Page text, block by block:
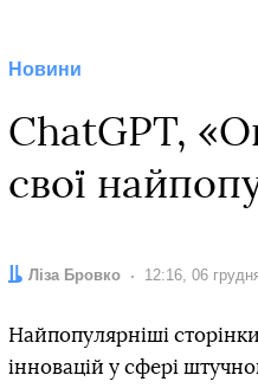
Новини
ChatGPT,
свої
Автор:
Ліза Бровко Дата:
12:16, 06
Найпопулярніші сторінки
інновацій у сфері